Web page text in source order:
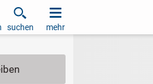
suchen mehr